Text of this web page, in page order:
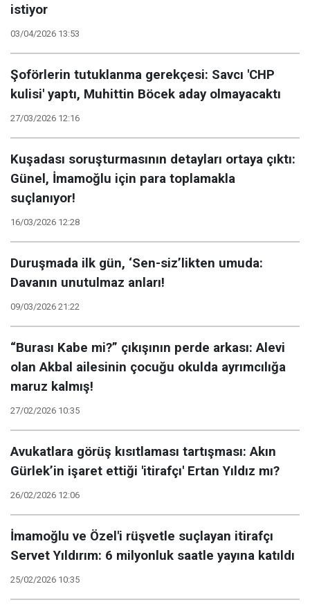
istiyor
03/04/2026 13:53
Şoförlerin tutuklanma gerekçesi: Savcı 'CHP
kulisi' yaptı, Muhittin Böcek aday olmayacaktı
27/03/2026 12:16
Kuşadası soruşturmasının detayları ortaya çıktı:
Günel, İmamoğlu için para toplamakla
suçlanıyor!
16/03/2026 12:28
Duruşmada ilk gün, ‘Sen-siz’likten umuda:
Davanın unutulmaz anları!
09/03/2026 21:22
“Burası Kabe mi?” çıkışının perde arkası: Alevi
olan Akbal ailesinin çocuğu okulda ayrımcılığa
maruz kalmış!
27/02/2026 10:35
Avukatlara görüş kısıtlaması tartışması: Akın
Gürlek’in işaret ettiği 'itirafçı' Ertan Yıldız mı?
26/02/2026 12:06
İmamoğlu ve Özel'i rüşvetle suçlayan itirafçı
Servet Yıldırım: 6 milyonluk saatle yayına katıldı
25/02/2026 10:35